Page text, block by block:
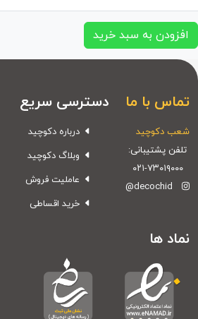
افزودن به سبد خرید
تماس با ما
شعب دکوچید
تلفن پشتیبانی:
۰۲۱-۷۳۰۱۹۰۰۰
@decochid
دسترسی سریع
درباره دکوچید
وبلاگ دکوچید
عاملیت فروش
خرید اقساطی
نماد ها